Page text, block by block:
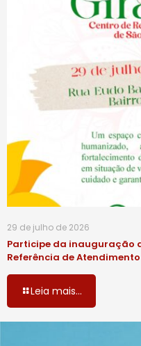
29 de julho de 2026
Participe da inauguração
Referência de
Leia mais...